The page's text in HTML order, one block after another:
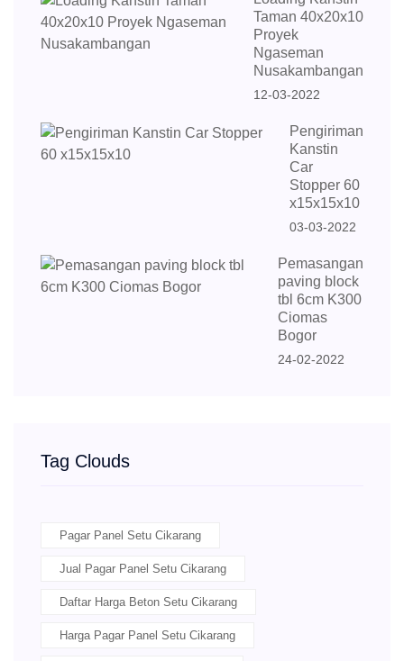
Taman 40x20x10
Proyek
Ngaseman
Nusakambangan
12-03-2022
Pengiriman
Kanstin
Car
Stopper 60
x15x15x10
03-03-2022
Pemasangan
paving block
tbl 6cm K300
Ciomas
Bogor
24-02-2022
Tag Clouds
Pagar Panel Setu Cikarang
Jual Pagar Panel Setu Cikarang
Daftar Harga Beton Setu Cikarang
Harga Pagar Panel Setu Cikarang